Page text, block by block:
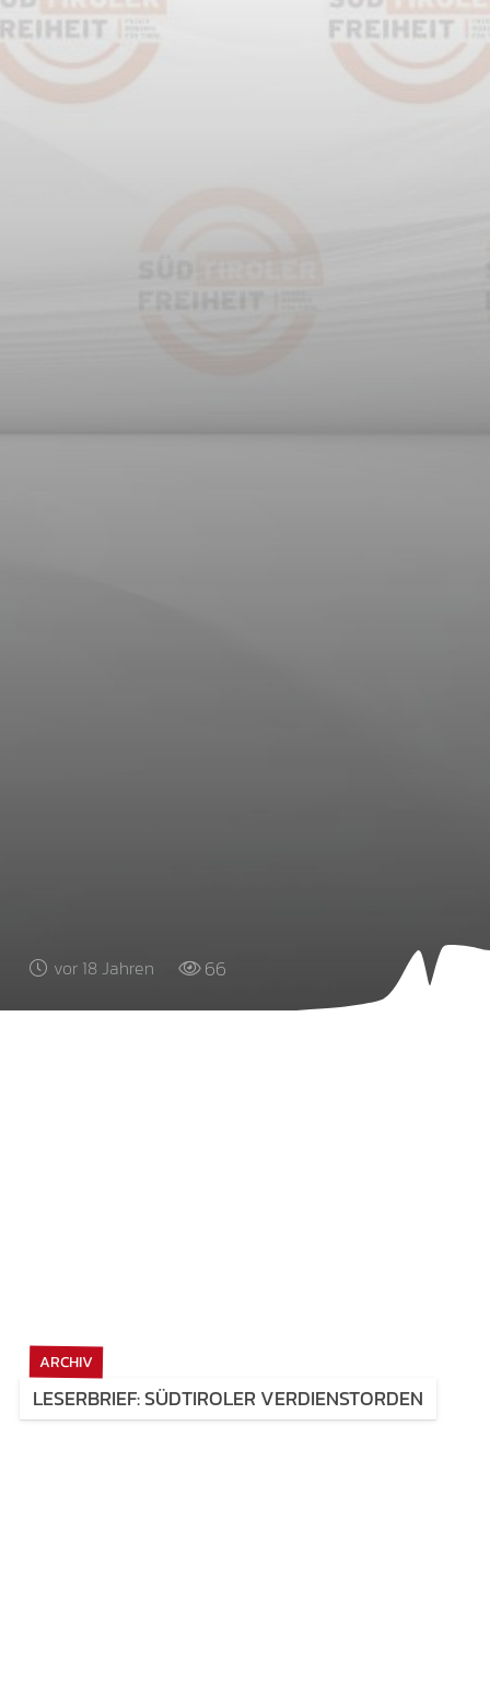
vor 18 Jahren 66
ARCHIV
LESERBRIEF: SÜDTIROLER VERDIENSTORDEN